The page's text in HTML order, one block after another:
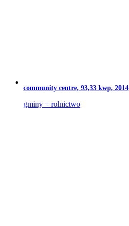
community centre, 93,33 kwp, 2014
gminy + rolnictwo